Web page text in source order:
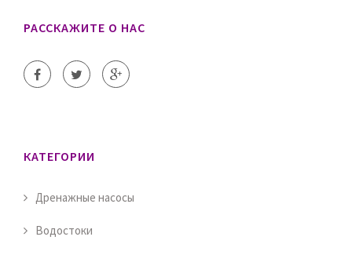
РАССКАЖИТЕ О НАС
КАТЕГОРИИ
Дренажные насосы
Водостоки